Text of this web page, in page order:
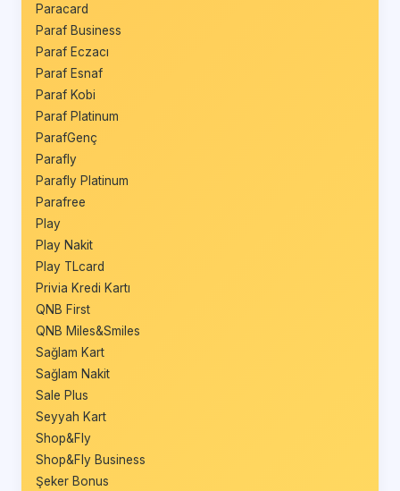
Paracard
Paraf Business
Paraf Eczacı
Paraf Esnaf
Paraf Kobi
Paraf Platinum
ParafGenç
Parafly
Parafly Platinum
Parafree
Play
Play Nakit
Play TLcard
Privia Kredi Kartı
QNB First
QNB Miles&Smiles
Sağlam Kart
Sağlam Nakit
Sale Plus
Seyyah Kart
Shop&Fly
Shop&Fly Business
Şeker Bonus